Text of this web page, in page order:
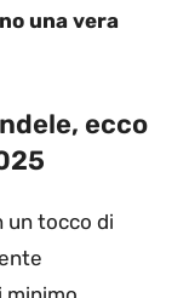
una vera
ecco
un tocco di